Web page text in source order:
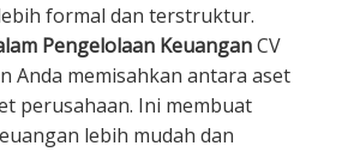
formal dan terstruktur.
Pengelolaan KeuanganCV
Anda memisahkan antara aset
perusahaan. Ini membuat
lebih mudah dan